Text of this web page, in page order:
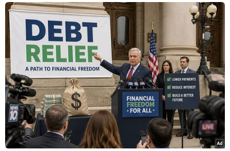
Những người lính tại trường bắn của Trung tâm Đào tạo Lực
lượng Không quân 242. Tại đây những nữ binh lính phải trải
qua một chương trình đào tạo chuyên sâu. (Nguồn:
sputniknews)